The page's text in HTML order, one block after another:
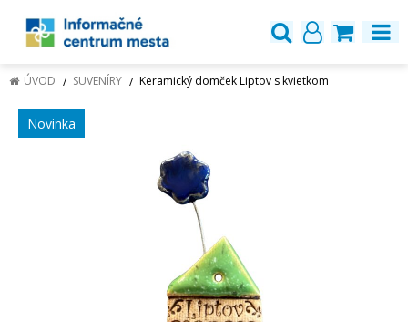
ÚVOD SUVENÍRY Keramický domček Liptov s kvietkom
Novinka